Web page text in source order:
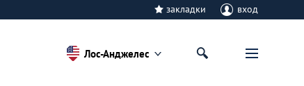
закладки вход
Лос-Анджелес